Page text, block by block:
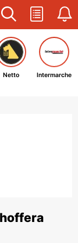
Netto Intermarche